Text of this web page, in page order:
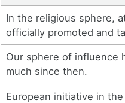
In the religious sphere,
officially promoted and
Our sphere of influence
much since then.
European initiative in